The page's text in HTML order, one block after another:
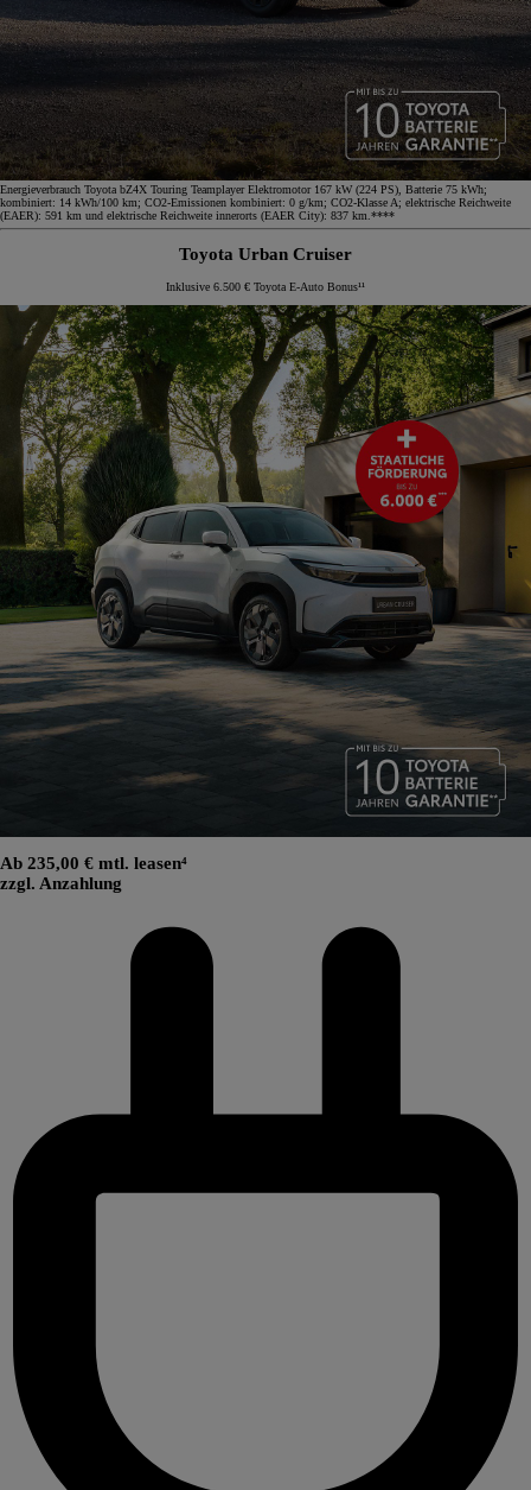
Energieverbrauch Toyota bZ4X Touring Teamplayer Elektromotor 167 kW (224 PS), Batterie 75 kWh;
kombiniert: 14 kWh/100 km; CO2-Emissionen kombiniert: 0 g/km; CO2-Klasse A; elektrische Reichweite
(EAER): 591 km und elektrische Reichweite innerorts (EAER City): 837 km.****
Toyota Urban Cruiser
Inklusive 6.500 € Toyota E-Auto Bonus¹¹
Ab 235,00 € mtl. leasen⁴
zzgl. Anzahlung